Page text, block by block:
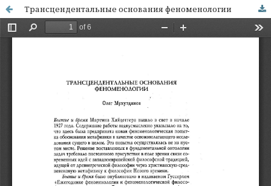
Трансцендентальные основания феноменологии